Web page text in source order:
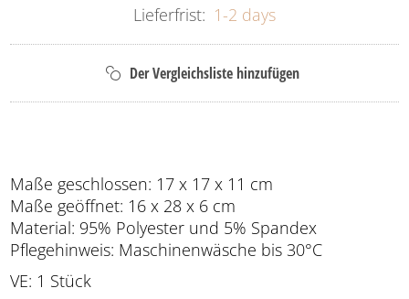
Lieferfrist: 1-2 days
Maße geschlossen: 17 x 17 x 11 cm
Maße geöffnet: 16 x 28 x 6 cm
Material: 95% Polyester und 5% Spandex
Pflegehinweis: Maschinenwäsche bis 30°C
VE: 1 Stück